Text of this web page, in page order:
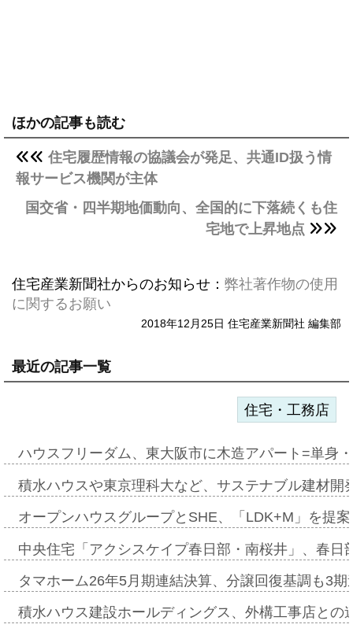
ほかの記事も読む
住宅履歴情報の協議会が発足、共通ID扱う情
報サービス機関が主体
国交省・四半期地価動向、全国的に下落続くも住
宅地で上昇地点
住宅産業新聞社からのお知らせ： 弊社著作物の使用
に関するお願い
2018年12月25日 住宅産業新聞社 編集部
最近の記事一覧
住宅・工務店
ハウスフリーダム、東大阪市に木造アパート=単身
積水ハウスや東京理科大など、サステナブル建材
オープンハウスグループとSHE、「LDK+M」を提
中央住宅「アクシスケイプ春日部・南桜井」、春
タマホーム26年5月期連結決算、分譲回復基調も3
積水ハウス建設ホールディングス、外構工事店と